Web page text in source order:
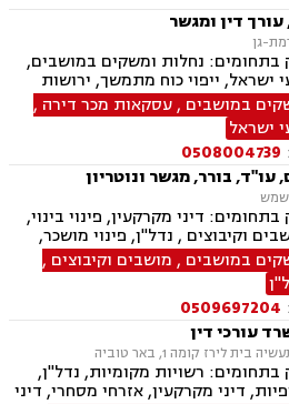
דין ומגשר
נחלות ומשקים במושבים,
ישראל, ייפוי כוח מתמשך, ירושות
מסחרי, עסקאות מכר דירה, גישור,
אגודות שיתופיות, העברה בין דורית
במושבים ,עסקאות מכר דירה ,
ישראל
0508004739
בורר, מגשר ונוטריון
דיני מקרקעין, פינוי בינוי,
מושבים וקיבוצים , נדל"ן, פינוי מושכר,
קבוצות רכישה, עסקאות מכר דירה,
אזרחי מסחרי, ייפוי כוח מתמשך,
במושבים , מושבים וקיבוצים ,
0509697204
עורכי דין
רשויות מקומיות, נדל"ן,
דיני מקרקעין, אזרחי מסחרי, דיני